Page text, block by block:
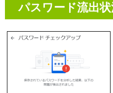
パスワード流出